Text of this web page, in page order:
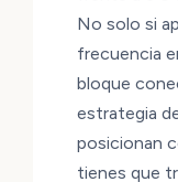
No solo si
frecuencia
bloque
estrategia
posicionan
tienes que